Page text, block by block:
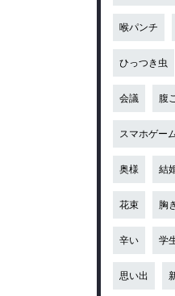
喉パンチ
ひっつき虫
会議 腹
スマホゲー
奥様 結
花束 胸
辛い 学
思い出